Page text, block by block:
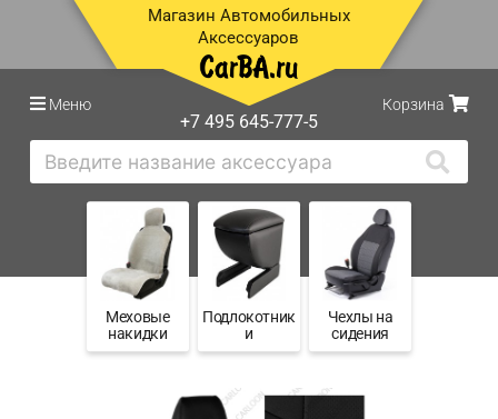
Магазин Автомобильных
Аксессуаров
Меню
+7 495 645-777-5
Корзина
Меховые
накидки
Подлокотник
и
Чехлы на
сидения